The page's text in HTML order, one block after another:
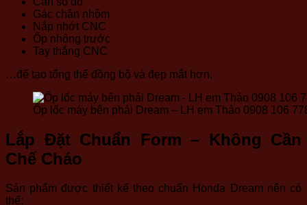
Gác chân nhôm
Nắp nhớt CNC
Ốp nhông trước
Tay thắng CNC
…để tạo tổng thể đồng bộ và đẹp mắt hơn.
Ốp lốc máy bên phải Dream – LH em Thảo 0908 106
Lắp Đặt Chuẩn Form – Không Cần
Chế Cháo
Sản phẩm được thiết kế theo chuẩn Honda Dream nên có
thể: